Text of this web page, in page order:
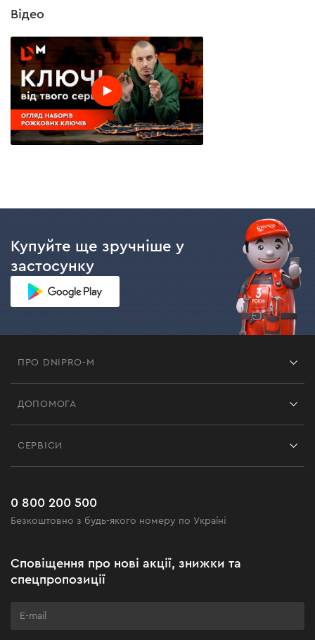
Відео
Купуйте ще зручніше у
застосунку
ПРО DNIPRO-M
Чорна п'ятниця
Клуб майстерності
ДОПОМОГА
Поширені запитання
СЕРВІСИ
0 800 200 500
Безкоштовно з будь-якого номеру по Україні
Сповіщення про нові акції, знижки та
спецпропозиції